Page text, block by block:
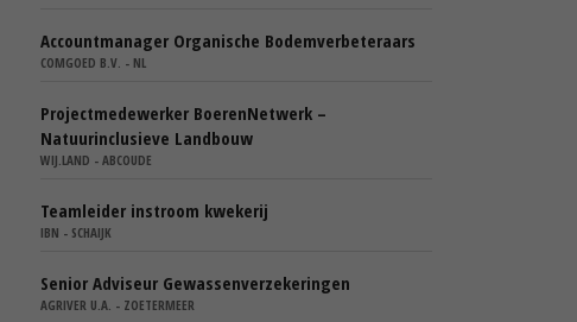
Accountmanager Organische Bodemverbeteraars
COMGOED B.V. - NL
Projectmedewerker BoerenNetwerk –
Natuurinclusieve Landbouw
WIJ.LAND - ABCOUDE
Teamleider instroom kwekerij
IBN - SCHAIJK
Senior Adviseur Gewassenverzekeringen
AGRIVER U.A. - ZOETERMEER